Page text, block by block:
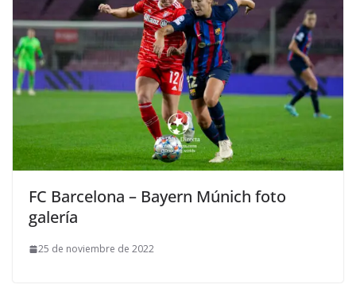
FC Barcelona – Bayern Múnich foto
galería
25 de noviembre de 2022